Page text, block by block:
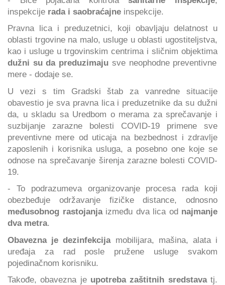
inspekcije rada i saobraćajne inspekcije.
Pravna lica i preduzetnici, koji obavljaju delatnost u
oblasti trgovine na malo, usluge u oblasti ugostiteljstva,
kao i usluge u trgovinskim centrima i sličnim objektima
dužni su da preduzimaju sve neophodne preventivne
mere - dodaje se.
U vezi s tim Gradski štab za vanredne situacije
obavestio je sva pravna lica i preduzetnike da su dužni
da, u skladu sa Uredbom o merama za sprečavanje i
suzbijanje zarazne bolesti COVID-19 primene sve
preventivne mere od uticaja na bezbednost i zdravlje
zaposlenih i korisnika usluga, a posebno one koje se
odnose na sprečavanje širenja zarazne bolesti COVID-
19.
- To podrazumeva organizovanje procesa rada koji
obezbeđuje održavanje fizičke distance, odnosno
međusobnog rastojanjaizmeđu dva lica od najmanje
dva metra.
Obavezna je dezinfekcijamobilijara, mašina, alata i
uređaja za rad posle pružene usluge svakom
pojedinačnom korisniku.
Takođe, obavezna je upotreba zaštitnih sredstavatj.